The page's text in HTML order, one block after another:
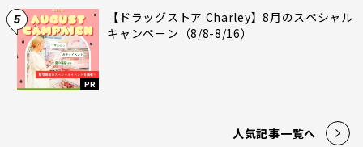
5
PR
【ドラッグストア Charley】8月のスペシャル
キャンペーン（8/8-8/16）
人気記事一覧へ